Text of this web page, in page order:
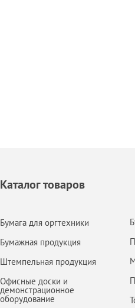
Каталог товаров
Бумага для оргтехники
Бумажная продукция
Штемпельная продукция
Офисные доски и
демонстрационное
оборудование